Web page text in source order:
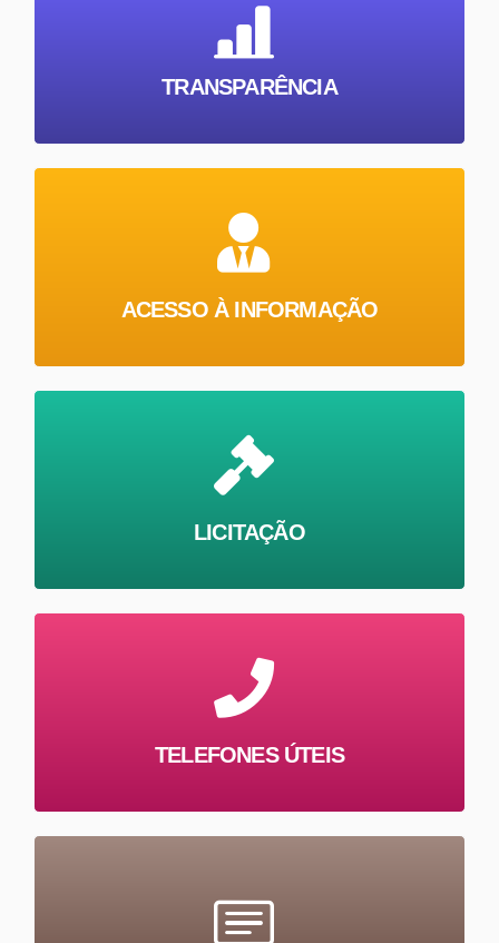
TRANSPARÊNCIA
ACESSO À INFORMAÇÃO
LICITAÇÃO
TELEFONES ÚTEIS